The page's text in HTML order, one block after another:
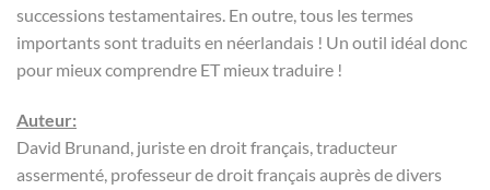
successions testamentaires. En outre, tous les termes
importants sont traduits en néerlandais ! Un outil idéal donc
pour mieux comprendre ET mieux traduire !
Auteur:
David Brunand, juriste en droit français, traducteur
assermenté, professeur de droit français auprès de divers